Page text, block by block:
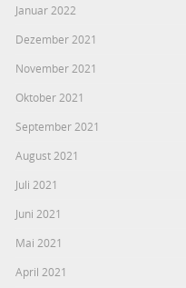
Januar 2022
Dezember 2021
November 2021
Oktober 2021
September 2021
August 2021
Juli 2021
Juni 2021
Mai 2021
April 2021